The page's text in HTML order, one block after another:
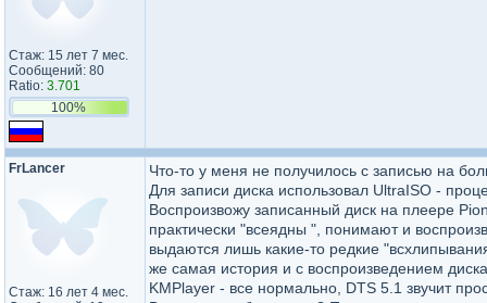
Стаж: 15 лет 7 мес.
Сообщений: 80
Ratio: 3.701
100%
FrLancer
Стаж: 16 лет 4 мес.
Что-то у меня не получилось с записью на
Для записи диска использовал UltraISO -
Воспроизвожу записанный диск на плеере
практически "всеядны ", понимают и
выдаются лишь какие-то редкие
же самая история и с воспроизведением
KMPlayer - все нормально, DTS 5.1 звучит